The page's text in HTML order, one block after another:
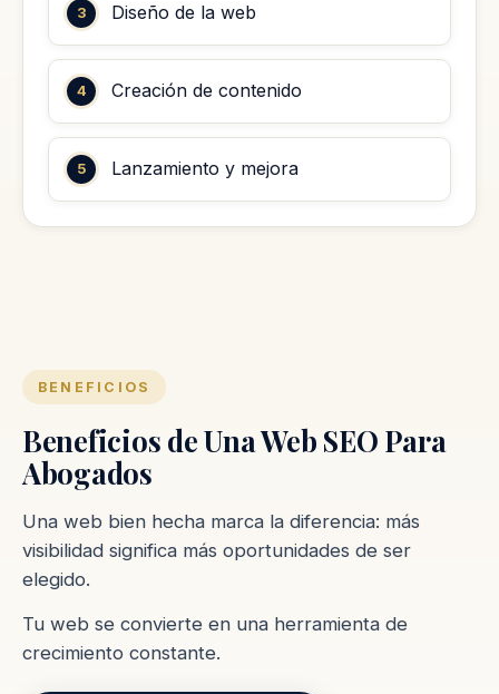
Diseño de la web
Creación de contenido
Lanzamiento y mejora
BENEFICIOS
Beneficios de Una Web SEO Para
Abogados
Una web bien hecha marca la diferencia: más
visibilidad significa más oportunidades de ser
elegido.
Tu web se convierte en una herramienta de
crecimiento constante.